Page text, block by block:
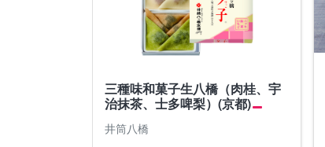
三種味和菓子生八橋（肉桂、宇
治抹茶、士多啤梨）(京都)
井筒八橋